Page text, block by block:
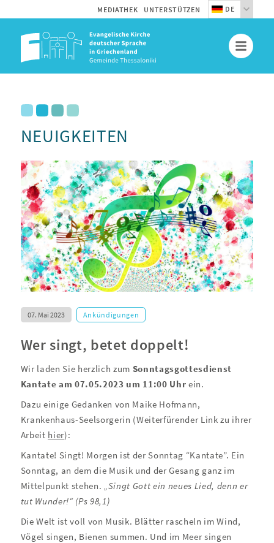
MEDIATHEK UNTERSTÜTZEN DE
NEUIGKEITEN
07. Mai 2023 Ankündigungen
Wer singt, betet doppelt!
Wir laden Sie herzlich zum Sonntagsgottesdienst
Kantate am 07.05.2023 um 11:00 Uhr ein.
Dazu einige Gedanken von Maike Hofmann,
Krankenhaus-Seelsorgerin (Weiterfürender Link zu ihrer
Arbeit hier):
Kantate! Singt! Morgen ist der Sonntag “Kantate”. Ein
Sonntag, an dem die Musik und der Gesang ganz im
Mittelpunkt stehen. „Singt Gott ein neues Lied, denn er
tut Wunder!“ (Ps 98,1)
Die Welt ist voll von Musik. Blätter rascheln im Wind,
Vögel singen, Bienen summen. Und im Meer singen